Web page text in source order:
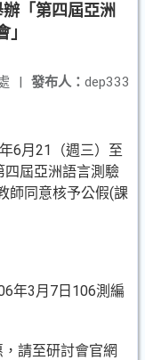
「第四屆亞洲
發布人： dep333
|
6月21（週三）至
屆亞洲語言測驗
師同意核予公假(課
年3月7日106測編
請至研討會官網